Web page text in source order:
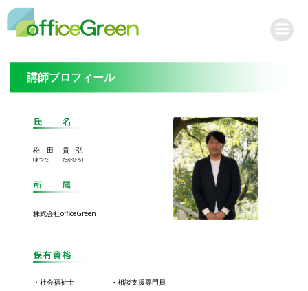
へ
講師プロフィール
松 田 貴 弘
(まつだ たかひろ)
株式会社officeGreen
・社会福祉士
・相談支援専門員